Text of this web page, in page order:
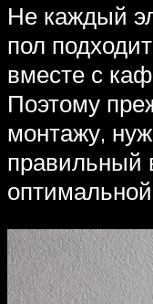
Не каждый
пол
вместе с
Поэтому
монтажу,
правильный